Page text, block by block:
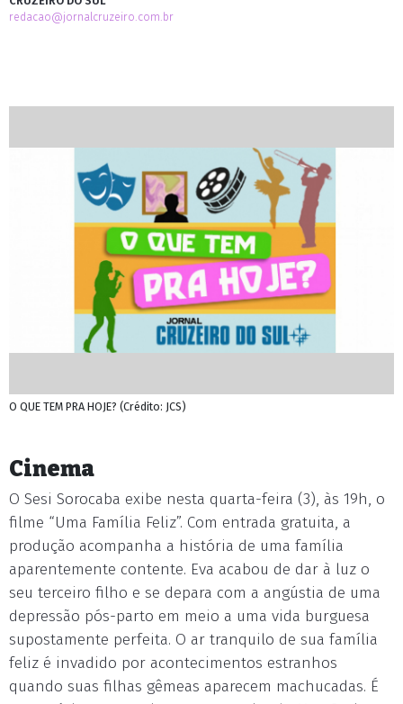
redacao@jornalcruzeiro.com.br
O QUE TEM PRA HOJE? (Crédito: JCS)
Cinema
O Sesi Sorocaba exibe nesta quarta-feira (3), às 19h, o
filme “Uma Família Feliz”. Com entrada gratuita, a
produção acompanha a história de uma família
aparentemente contente. Eva acabou de dar à luz o
seu terceiro filho e se depara com a angústia de uma
depressão pós-parto em meio a uma vida burguesa
supostamente perfeita. O ar tranquilo de sua família
feliz é invadido por acontecimentos estranhos
quando suas filhas gêmeas aparecem machucadas. É